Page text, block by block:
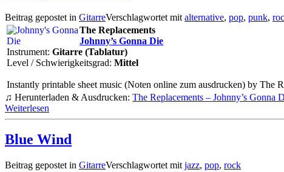
Beitrag gepostet in GitarreVerschlagwortet mit alternative, pop, punk,
The Replacements
Johnny’s Gonna Die
Instrument: Gitarre (Tablatur)
Level / Schwierigkeitsgrad: Mittel
Instantly printable sheet music (Noten online zum ausdrucken) by The
♫ Herunterladen & Ausdrucken: The Replacements – Johnny’s Gonna
Weiterlesen
Blue Wind
Beitrag gepostet in GitarreVerschlagwortet mit jazz, pop, rock